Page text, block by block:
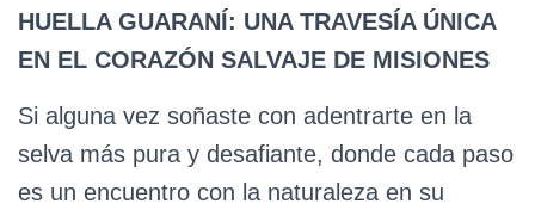
HUELLA GUARANÍ: UNA TRAVESÍA ÚNICA
EN EL CORAZÓN SALVAJE DE MISIONES
Si alguna vez soñaste con adentrarte en la
selva más pura y desafiante, donde cada paso
es un encuentro con la naturaleza en su